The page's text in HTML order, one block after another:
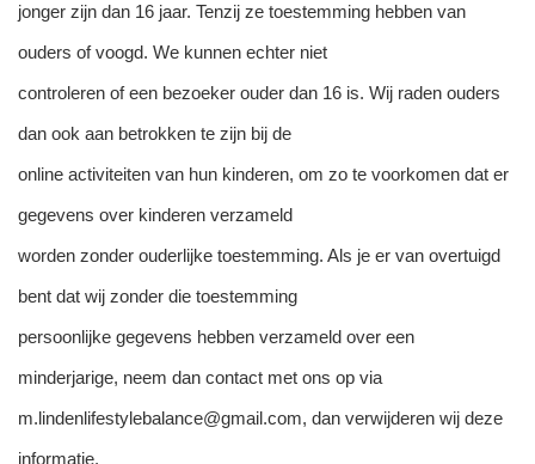
jonger zijn dan 16 jaar. Tenzij ze toestemming hebben van
ouders of voogd. We kunnen echter niet
controleren of een bezoeker ouder dan 16 is. Wij raden ouders
dan ook aan betrokken te zijn bij de
online activiteiten van hun kinderen, om zo te voorkomen dat er
gegevens over kinderen verzameld
worden zonder ouderlijke toestemming. Als je er van overtuigd
bent dat wij zonder die toestemming
persoonlijke gegevens hebben verzameld over een
minderjarige, neem dan contact met ons op via
m.lindenlifestylebalance@gmail.com, dan verwijderen wij deze
informatie.